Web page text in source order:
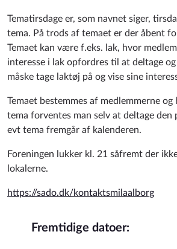
Tematirsdage er, som navnet siger,
tema. På trods af temaet er der åbent
Temaet kan være f.eks. lak, hvor
interesse i lak opfordres til at deltage
måske tage laktøj på og vise sine
Temaet bestemmes af medlemmerne
tema forventes man selv at deltage den
evt tema fremgår af kalenderen.
Foreningen lukker kl. 21 såfremt der
lokalerne.
https://sado.dk/kontaktsmilaalborg
Fremtidige datoer: